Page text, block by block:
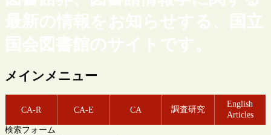
最新の情報をお知らせする、国立
国会図書館のサイトです。
メインメニュー
CA-R CA-E CA 調査研究
English
Articles
検索フォーム